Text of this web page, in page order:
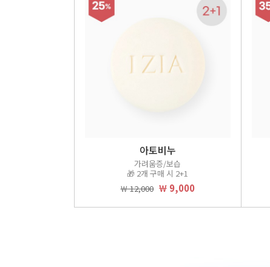
아토비누
가려움증/보습
🎁 2개 구매 시 2+1
￦ 12,000 ￦ 9,000